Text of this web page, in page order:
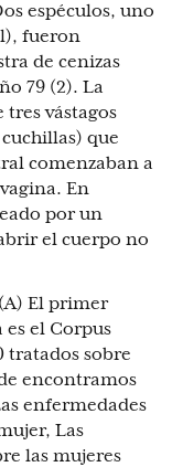
espéculos, uno
fueron
de cenizas
79 (2). La
vástagos
que
comenzaban a
En
por un
el cuerpo no
El primer
es el Corpus
sobre
encontramos
enfermedades
Las
las mujeres